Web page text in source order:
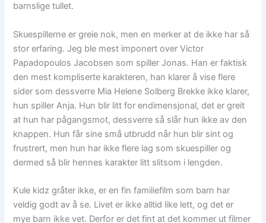
barnslige tullet.
Skuespillerne er greie nok, men en merker at de ikke har så
stor erfaring. Jeg ble mest imponert over Victor
Papadopoulos Jacobsen som spiller Jonas. Han er faktisk
den mest kompliserte karakteren, han klarer å vise flere
sider som dessverre Mia Helene Solberg Brekke ikke klarer,
hun spiller Anja. Hun blir litt for endimensjonal, det er greit
at hun har pågangsmot, dessverre så slår hun ikke av den
knappen. Hun får sine små utbrudd når hun blir sint og
frustrert, men hun har ikke flere lag som skuespiller og
dermed så blir hennes karakter litt slitsom i lengden.
Kule kidz gråter ikke, er en fin familiefilm som barn har
veldig godt av å se. Livet er ikke alltid like lett, og det er
mye barn ikke vet. Derfor er det fint at det kommer ut filmer